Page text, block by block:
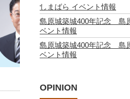
しまばら イベント情報
島原城築城400年記念 島
ベント情報
島原城築城400年記念 島
ベント情報
OPINION